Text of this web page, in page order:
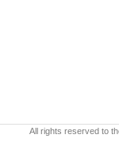
All rights reserved to